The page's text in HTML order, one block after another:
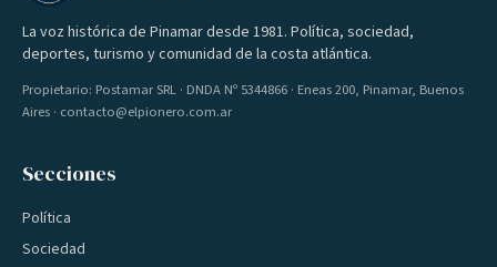
La voz histórica de Pinamar desde 1981. Política, sociedad,
deportes, turismo y comunidad de la costa atlántica.
Propietario: Postamar SRL · DNDA Nº 5344866 · Eneas 200, Pinamar, Buenos
Aires · contacto@elpionero.com.ar
Secciones
Política
Sociedad